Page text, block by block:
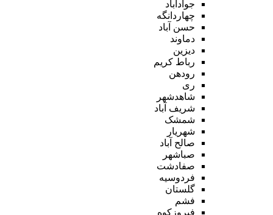
جوادآباد
چهاردانگه
حسن آباد
دماوند
دیزین
رباط کریم
رودهن
ری
شاهدشهر
شریف آباد
شمشک
شهریار
صالح آباد
صباشهر
صفادشت
فردوسیه
گلستان
فشم
فیروزکوه